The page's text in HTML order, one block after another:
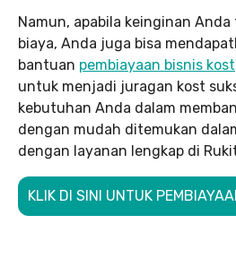
Namun, apabila keinginan
biaya, Anda juga bisa
bantuan pembiayaan bisnis kost
untuk menjadi juragan kost
kebutuhan Anda dalam
dengan mudah ditemukan
dengan layanan lengkap di
KLIK DI SINI UNTUK